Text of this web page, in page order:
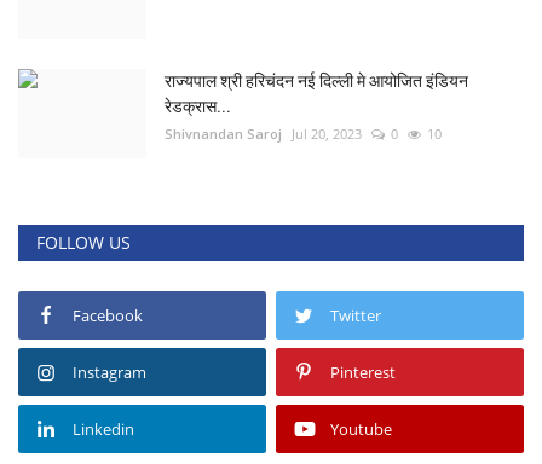
राज्यपाल श्री हरिचंदन नई दिल्ली मे आयोजित इंडियन
रेडक्रास...
Shivnandan Saroj Jul 20, 2023 0 10
FOLLOW US
Facebook Twitter
Instagram Pinterest
Linkedin Youtube